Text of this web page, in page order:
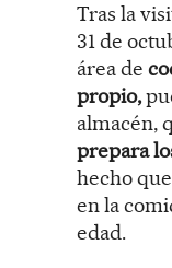
Tras la
31 de
área de
propio,
almacén,
prepara
hecho
en la
edad.